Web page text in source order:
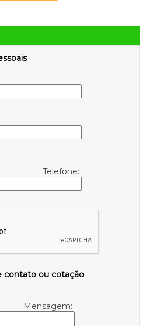
Telefone:
contato ou cotação
Mensagem: